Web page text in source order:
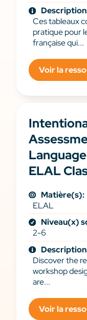
Ces tableaux
pratique pour
française qui...
Voir la
ELAL
Matière(s):
ELAL
Niveau(x)
2-6
Discover the
workshop
are...
Voir la